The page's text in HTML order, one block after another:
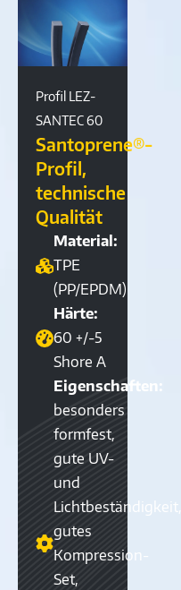
Profil LEZ-
SANTEC 60
Santoprene®-
Profil,
technische
Qualität
Material:
TPE
(PP/EPDM)
Härte:
60 +/-5
Shore A
Eigenschaften:
besonders
formfest,
gute UV-
und
Lichtbeständigkeit,
gutes
Kompression-
Set,